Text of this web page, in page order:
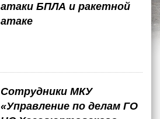
атаки БПЛА и ракетной
атаке
Сотрудники МКУ
«Управление по делам ГО